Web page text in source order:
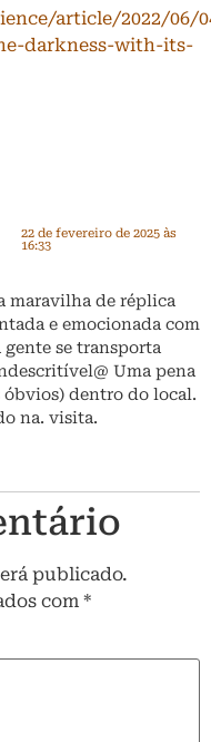
article/2022/06/
darkness-with-its-
22 de fevereiro de 2025 às
16:33
maravilha de réplica
e emocionada com
gente se transporta
Uma pena
dentro do local.
na. visita.
publicado.
com *